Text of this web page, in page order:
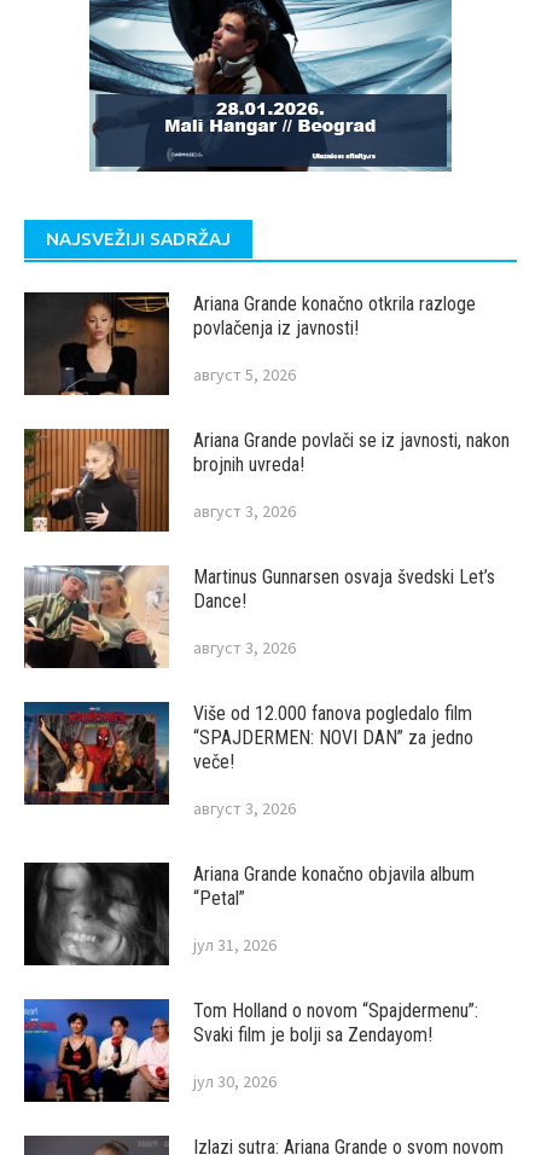
NAJSVEŽIJI SADRŽAJ
Ariana Grande konačno otkrila razloge
povlačenja iz javnosti!
август 5, 2026
Ariana Grande povlači se iz javnosti, nakon
brojnih uvreda!
август 3, 2026
Martinus Gunnarsen osvaja švedski Let’s
Dance!
август 3, 2026
Više od 12.000 fanova pogledalo film
“SPAJDERMEN: NOVI DAN” za jedno
veče!
август 3, 2026
Ariana Grande konačno objavila album
“Petal”
јул 31, 2026
Tom Holland o novom “Spajdermenu”:
Svaki film je bolji sa Zendayom!
јул 30, 2026
Izlazi sutra: Ariana Grande o svom novom